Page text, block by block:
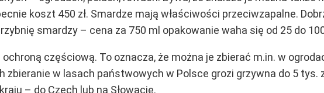
koszt 450 zł. Smardze mają właściwości przeciwzapalne.
smardzy – cena za 750 ml opakowanie waha się od 25 do
częściową. To oznacza, że można je zbierać m.in. w
zbieranie w lasach państwowych w Polsce grozi grzywna do 5 tys.
– do Czech lub na Słowację.